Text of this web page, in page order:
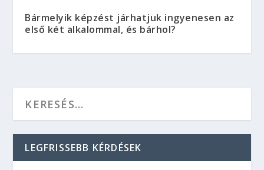
Bármelyik képzést járhatjuk ingyenesen az
első két alkalommal, és bárhol?
LEGFRISSEBB KÉRDÉSEK